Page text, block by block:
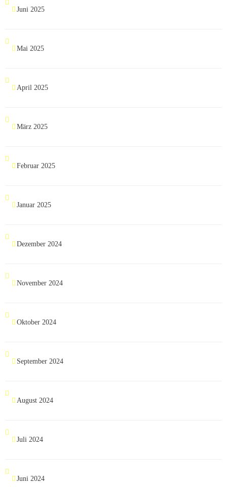
Juni 2025
Mai 2025
April 2025
März 2025
Februar 2025
Januar 2025
Dezember 2024
November 2024
Oktober 2024
September 2024
August 2024
Juli 2024
Juni 2024